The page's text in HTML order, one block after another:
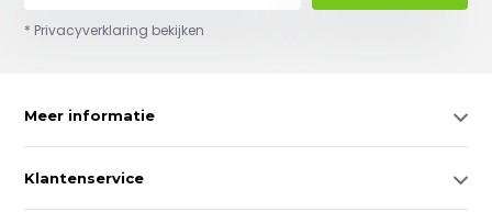
* Privacyverklaring bekijken
Meer informatie
Klantenservice